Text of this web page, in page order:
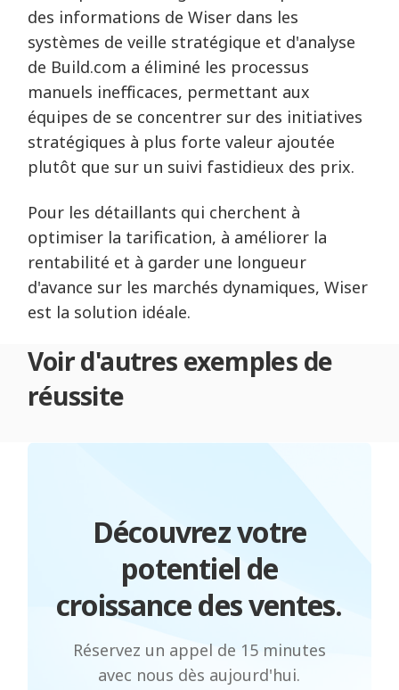
des informations de Wiser dans les
systèmes de veille stratégique et d'analyse
de Build.com a éliminé les processus
manuels inefficaces, permettant aux
équipes de se concentrer sur des initiatives
stratégiques à plus forte valeur ajoutée
plutôt que sur un suivi fastidieux des prix.
Pour les détaillants qui cherchent à
optimiser la tarification, à améliorer la
rentabilité et à garder une longueur
d'avance sur les marchés dynamiques, Wiser
est la solution idéale.
Voir d'autres exemples de
réussite
Découvrez votre
potentiel de
croissance des ventes.
Réservez un appel de 15 minutes
avec nous dès aujourd'hui.